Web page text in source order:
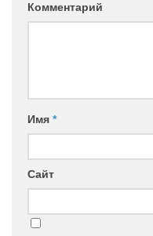
Комментарий
Имя *
Сайт